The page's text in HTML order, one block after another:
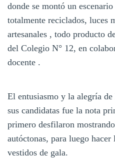
donde se montó un
totalmente reciclados, luces
artesanales , todo producto
del Colegio N° 12, en
docente .
El entusiasmo y la alegría de
sus candidatas fue la nota
primero desfilaron
autóctonas, para luego
vestidos de gala.